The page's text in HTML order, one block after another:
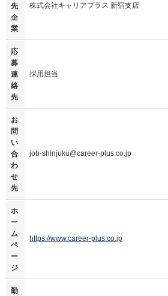
先
企
業
株式会社キャリアプラス 新宿支店
応
募
連
絡
先
採用担当
お
問
い
合
わ
せ
先
job-shinjuku@career-plus.co.jp
ホ
ー
ム
ペ
ー
ジ
https://www.career-plus.co.jp
勤